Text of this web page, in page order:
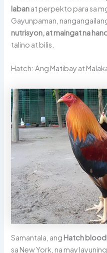
labanat perpekto para sa
Gayunpaman,
nutrisyon, at maingat na
talino at bilis.
Hatch: Ang Matibay at
Samantala, ang Hatch
sa New York, na may